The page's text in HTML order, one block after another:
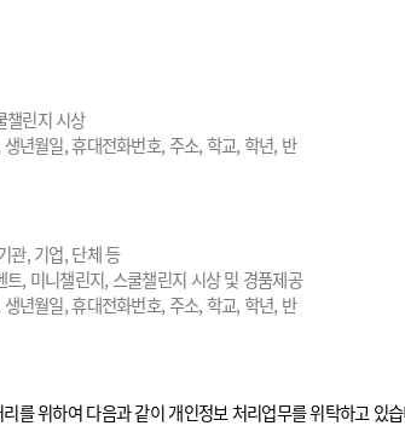
챌린지 시상
년월일, 휴대전화번호, 주소, 학교, 학년, 반
관, 기업, 단체 등
, 미니챌린지, 스쿨챌린지 시상 및 경품제공
년월일, 휴대전화번호, 주소, 학교, 학년, 반
를 위하여 다음과 같이 개인정보 처리업무를 위탁하고 있